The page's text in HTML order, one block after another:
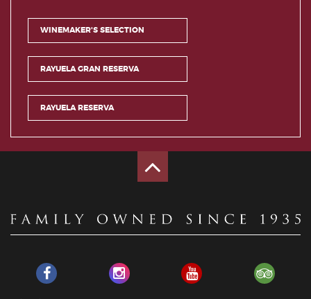
WINEMAKER'S SELECTION
RAYUELA GRAN RESERVA
RAYUELA RESERVA